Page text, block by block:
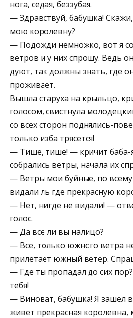
нога, седая, беззубая.
— Здравствуй, бабушка!
мою королевну?
— Подожди немножко, вот я
ветров и у них спрошу. Ведь
дуют, так должны знать, где
проживает.
Вышла старуха на крыльцо,
голосом, свистнула
со всех сторон поднялись-
только изба трясется!
— Тише, тише! — кричит баба-
собрались ветры, начала их
— Ветры мои буйные, по всему
видали ль где прекрасную
— Нет, нигде не видали! —
голос.
— Да все ли вы налицо?
— Все, только южного ветра
прилетает южный ветер.
— Где ты пропадал до сих
тебя!
— Виноват, бабушка! Я зашел
живет прекрасная королевна,